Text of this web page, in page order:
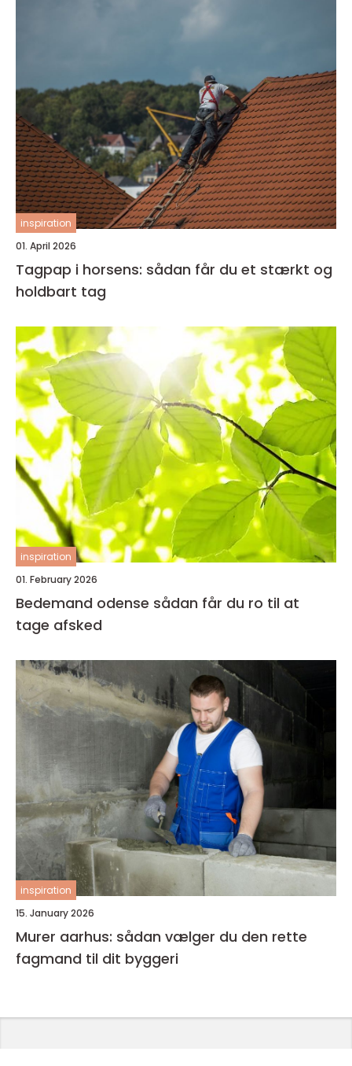
inspiration
01. April 2026
Tagpap i horsens: sådan får du et stærkt og
holdbart tag
inspiration
01. February 2026
Bedemand odense sådan får du ro til at
tage afsked
inspiration
15. January 2026
Murer aarhus: sådan vælger du den rette
fagmand til dit byggeri